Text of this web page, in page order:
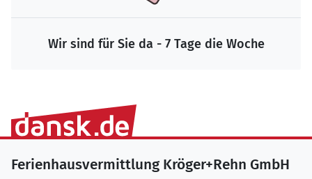
Wir sind für Sie da - 7 Tage die Woche
Ferienhausvermittlung Kröger+Rehn GmbH